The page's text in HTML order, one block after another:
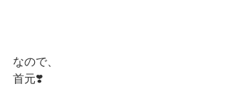
なので、
首元❣️